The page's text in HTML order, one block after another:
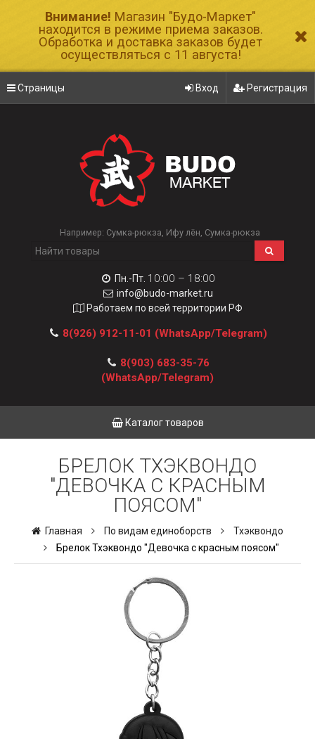
Внимание! Магазин "Будо-Маркет"
находится в режиме приема заказов.
Обработка и доставка заказов будет
осуществляться с 11 августа!
Страницы Вход Регистрация
Например: Сумка-рюкза Ифу лён Сумка-рюкза
Пн.-Пт. 10:00 – 18:00
info@budo-market.ru
Работаем по всей территории РФ
8(926) 912-11-01 (WhatsApp/Telegram)
8(903) 683-35-76
(WhatsApp/Telegram)
Каталог товаров
БРЕЛОК ТХЭКВОНДО
"ДЕВОЧКА С КРАСНЫМ
ПОЯСОМ"
Главная По видам единоборств
Тхэквондо
Брелок Тхэквондо "Девочка с красным поясом"